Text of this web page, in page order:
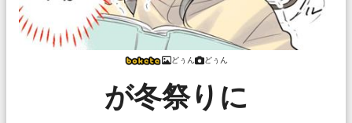
どぅん どぅん
が冬祭りに